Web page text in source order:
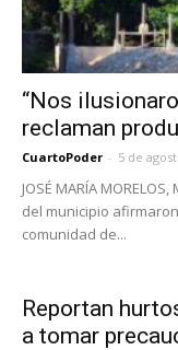
“Nos
reclaman
CuartoPoder - 5 de
JOSÉ MARÍA
del municipio
comunidad de...
Reportan
a tomar